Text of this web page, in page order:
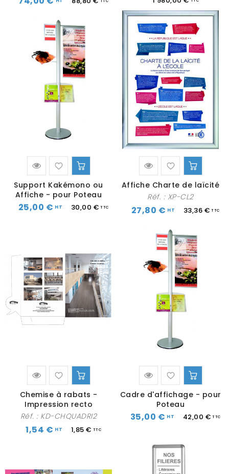
Support Kakémono ou
Affiche - pour Poteau
25,00 € 30,00 €
Affiche Charte de laïcité
Réf. : XP-CL2
27,80 € 33,36 €
Chemise à rabats -
Impression recto
Réf. : KD-CHQUADRI2
1,54 € 1,85 €
Cadre d'affichage - pour
Poteau
35,00 € 42,00 €